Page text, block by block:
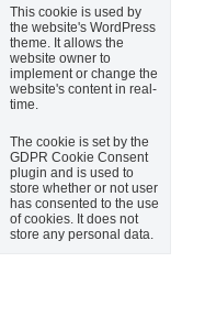
This cookie is used by
the website's WordPress
theme. It allows the
website owner to
implement or change the
website's content in real-
time.
The cookie is set by the
GDPR Cookie Consent
plugin and is used to
store whether or not user
has consented to the use
of cookies. It does not
store any personal data.